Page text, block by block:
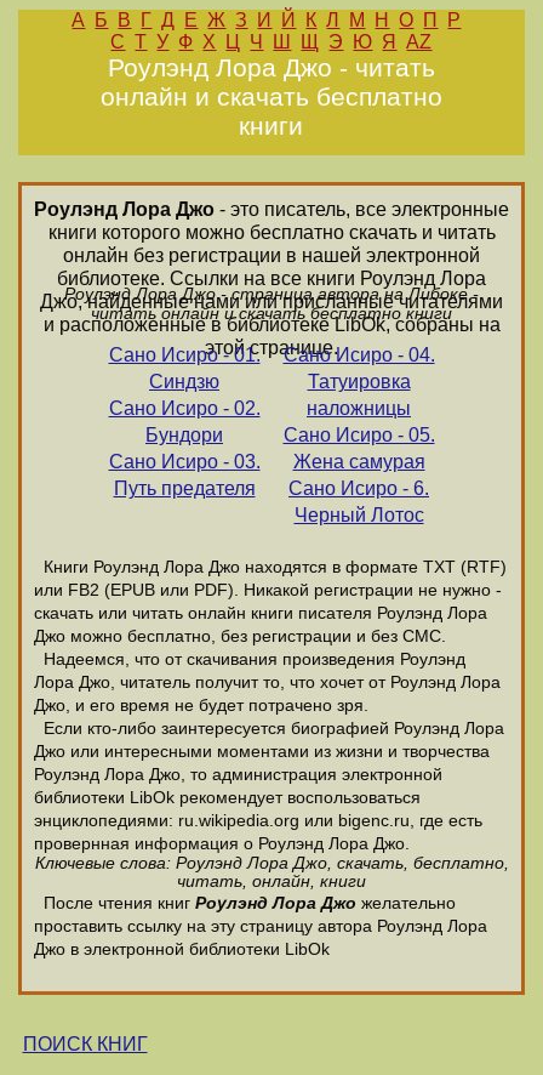
А Б В Г Д Е Ж З И Й К Л М Н О П
Р
С Т У Ф Х Ц Ч Ш Щ Э Ю Я AZ
Роулэнд Лора Джо - читать
онлайн и скачать бесплатно
книги
Роулэнд Лора Джо - это писатель, все электронные
книги которого можно бесплатно скачать и читать
онлайн без регистрации в нашей электронной
библиотеке. Ссылки на все книги Роулэнд Лора
Джо, найденные нами или присланные читателями
и расположенные в библиотеке LibOk, собраны на
этой странице.
Роулэнд Лора Джо - страница автора на Либоке -
читать онлайн и скачать бесплатно книги
Сано Исиро - 01.
Синдзю
Сано Исиро - 02.
Бундори
Сано Исиро - 03.
Путь предателя
Сано Исиро - 04.
Татуировка
наложницы
Сано Исиро - 05.
Жена самурая
Сано Исиро - 6.
Черный Лотос
Книги Роулэнд Лора Джо находятся в формате ТХТ (RTF)
или FB2 (EPUB или PDF). Никакой регистрации не нужно -
скачать или читать онлайн книги писателя Роулэнд Лора
Джо можно бесплатно, без регистрации и без СМС.
Надеемся, что от скачивания произведения Роулэнд
Лора Джо, читатель получит то, что хочет от Роулэнд Лора
Джо, и его время не будет потрачено зря.
Если кто-либо заинтересуется биографией Роулэнд Лора
Джо или интересными моментами из жизни и творчества
Роулэнд Лора Джо, то администрация электронной
библиотеки LibOk рекомендует воспользоваться
энциклопедиями: ru.wikipedia.org или bigenc.ru, где есть
провернная информация о Роулэнд Лора Джо.
Ключевые слова: Роулэнд Лора Джо, скачать, бесплатно,
читать, онлайн, книги
После чтения книг Роулэнд Лора Джо желательно
проставить ссылку на эту страницу автора Роулэнд Лора
Джо в электронной библиотеки LibOk
ПОИСК КНИГ